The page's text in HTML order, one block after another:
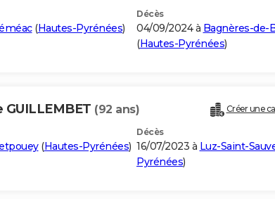
(Hautes-Pyrénées)
Décès
04/09/2024 à Bagnères-de-
(Hautes-Pyrénées)
(92 ans) Créer une
(Hautes-Pyrénées)
Décès
16/07/2023 à Luz-Saint-
Pyrénées)